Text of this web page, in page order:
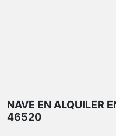
63 m² útiles
NAVE EN ALQUILER
46520